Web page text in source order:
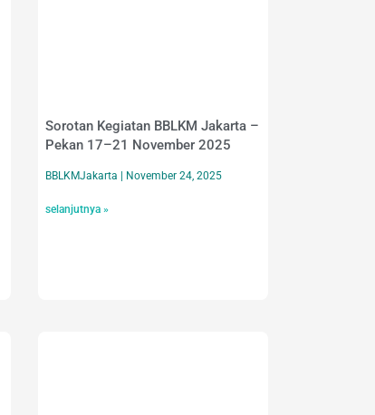
Sorotan Kegiatan BBLKM Jakarta –
Pekan 17–21 November 2025
BBLKMJakarta November 24, 2025
selanjutnya »